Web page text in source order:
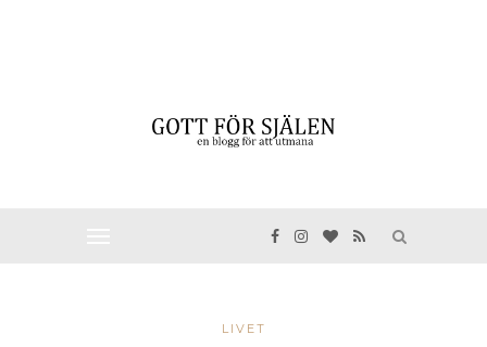
LIVET